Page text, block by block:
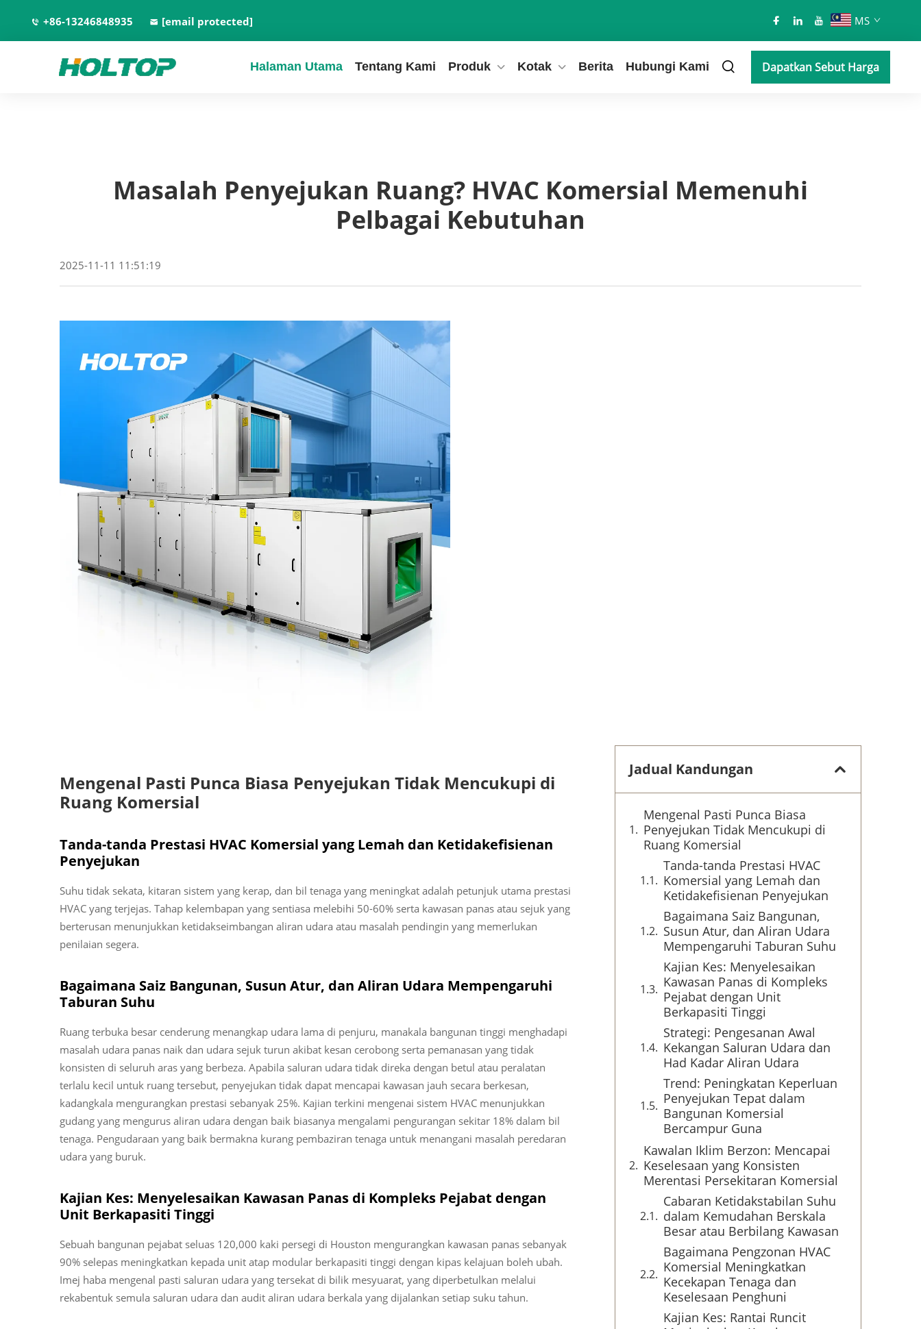
+86-13246848935 [email protected] MS
Halaman Utama Tentang Kami Produk Kotak Berita Hubungi Kami Dapatkan Sebut Harga
Masalah Penyejukan Ruang? HVAC Komersial Memenuhi
Pelbagai Kebutuhan
2025-11-11 11:51:19
Mengenal Pasti Punca Biasa Penyejukan Tidak Mencukupi di
Ruang Komersial
Tanda-tanda Prestasi HVAC Komersial yang Lemah dan Ketidakefisienan
Penyejukan
Suhu tidak sekata, kitaran sistem yang kerap, dan bil tenaga yang meningkat adalah petunjuk utama prestasi
HVAC yang terjejas. Tahap kelembapan yang sentiasa melebihi 50-60% serta kawasan panas atau sejuk yang
berterusan menunjukkan ketidakseimbangan aliran udara atau masalah pendingin yang memerlukan
penilaian segera.
Bagaimana Saiz Bangunan, Susun Atur, dan Aliran Udara Mempengaruhi
Taburan Suhu
Ruang terbuka besar cenderung menangkap udara lama di penjuru, manakala bangunan tinggi menghadapi
masalah udara panas naik dan udara sejuk turun akibat kesan cerobong serta pemanasan yang tidak
konsisten di seluruh aras yang berbeza. Apabila saluran udara tidak direka dengan betul atau peralatan
terlalu kecil untuk ruang tersebut, penyejukan tidak dapat mencapai kawasan jauh secara berkesan,
kadangkala mengurangkan prestasi sebanyak 25%. Kajian terkini mengenai sistem HVAC menunjukkan
gudang yang mengurus aliran udara dengan baik biasanya mengalami pengurangan sekitar 18% dalam bil
tenaga. Pengudaraan yang baik bermakna kurang pembaziran tenaga untuk menangani masalah peredaran
udara yang buruk.
Kajian Kes: Menyelesaikan Kawasan Panas di Kompleks Pejabat dengan
Unit Berkapasiti Tinggi
Sebuah bangunan pejabat seluas 120,000 kaki persegi di Houston mengurangkan kawasan panas sebanyak
90% selepas meningkatkan kepada unit atap modular berkapasiti tinggi dengan kipas kelajuan boleh ubah.
Imej haba mengenal pasti saluran udara yang tersekat di bilik mesyuarat, yang diperbetulkan melalui
rekabentuk semula saluran udara dan audit aliran udara berkala yang dijalankan setiap suku tahun.
Jadual Kandungan
Mengenal Pasti Punca Biasa
Penyejukan Tidak Mencukupi di
Ruang Komersial
Tanda-tanda Prestasi HVAC
Komersial yang Lemah dan
Ketidakefisienan Penyejukan
Bagaimana Saiz Bangunan,
Susun Atur, dan Aliran Udara
Mempengaruhi Taburan Suhu
Kajian Kes: Menyelesaikan
Kawasan Panas di Kompleks
Pejabat dengan Unit
Berkapasiti Tinggi
Strategi: Pengesanan Awal
Kekangan Saluran Udara dan
Had Kadar Aliran Udara
Trend: Peningkatan Keperluan
Penyejukan Tepat dalam
Bangunan Komersial
Bercampur Guna
Kawalan Iklim Berzon: Mencapai
Keselesaan yang Konsisten
Merentasi Persekitaran Komersial
Cabaran Ketidakstabilan Suhu
dalam Kemudahan Berskala
Besar atau Berbilang Kawasan
Bagaimana Pengzonan HVAC
Komersial Meningkatkan
Kecekapan Tenaga dan
Keselesaan Penghuni
Kajian Kes: Rantai Runcit